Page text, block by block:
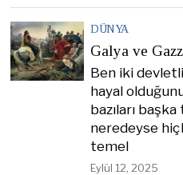
DÜNYA
Galya ve
Ben iki
hayal
bazıları
neredeyse
temel
Eylül 12, 2025